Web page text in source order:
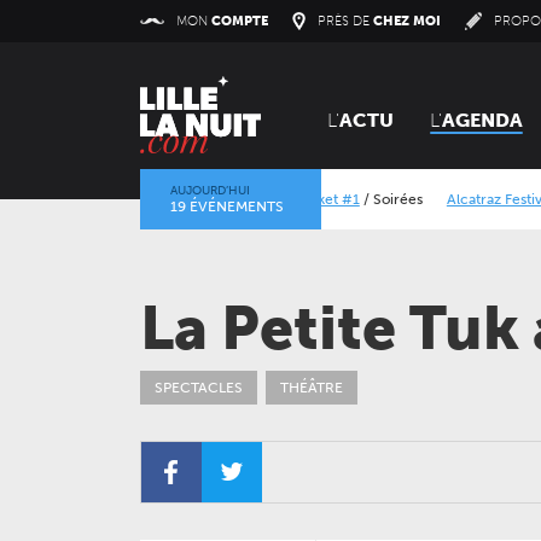
MON COMPTE PRÈS DE CHEZ MOI
L'ACTU L'AGENDA
AUJOURD’HUI
19 ÉVÉNEMENTS
Orangerie Vinyl Market #1 /Soirées Alcatraz Festival
La Petite
SPECTACLES THÉÂTRE